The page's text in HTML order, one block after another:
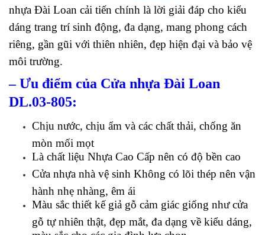
nhựa Đài Loan cải tiến chính là lời giải đáp cho kiểu
dáng trang trí sinh động, đa dạng, mang phong cách
riêng, gần gũi với thiên nhiên, đẹp hiện đại và bảo vệ
môi trường.
– Ưu điểm của Cửa nhựa Đài Loan
DL.03-805:
Chịu nước, chịu ẩm và các chất thải, chống ăn
mòn mối mọt
Là chất liệu Nhựa Cao Cấp nên có độ bền cao
Cửa nhựa nhà vệ sinh Không có lõi thép nên vận
hành nhẹ nhàng, êm ái
Màu sắc thiết kế giả gỗ cảm giác giống như cửa
gỗ tự nhiên thật, đẹp mắt, đa dạng về kiểu dáng,